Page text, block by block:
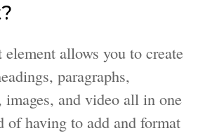
allows you to create
paragraphs,
images, and video all in one
of having to add and format